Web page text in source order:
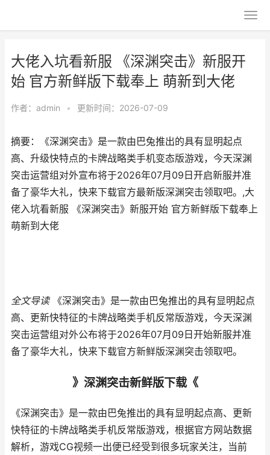
大佬入坑看新服 《深渊突击》新服开
始 官方新鲜版下载奉上 萌新到大佬
作者： admin • 更新时间：2026-07-09
摘要：《深渊突击》是一款由巴兔推出的具有显明起点
高、升级快特点的卡牌战略类手机变态版游戏，今天深渊
突击运营组对外宣布将于2026年07月09日开启新服并准
备了豪华大礼，快来下载官方最新版深渊突击领取吧。,大
佬入坑看新服 《深渊突击》新服开始 官方新鲜版下载奉上
萌新到大佬
全文导读《深渊突击》是一款由巴兔推出的具有显明起点
高、更新快特征的卡牌战略类手机反常版游戏，今天深渊
突击运营组对外公布将于2026年07月09日开始新服并准
备了豪华大礼，快来下载官方新鲜版深渊突击领取吧。
》深渊突击新鲜版下载《
《深渊突击》是一款由巴兔推出的具有显明起点高、更新
快特征的卡牌战略类手机反常版游戏，根据官方网站数据
解析，游戏CG视频一出便已经受到很多玩家关注，当前